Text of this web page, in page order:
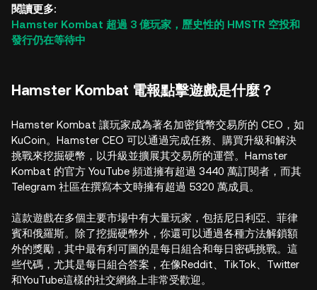
閱讀更多:
Hamster Kombat 超過 3 億玩家，歷史性的 HMSTR 空投和
發行仍在等待中
Hamster Kombat 電報點擊遊戲是什麼？
Hamster Kombat 讓玩家成為著名加密貨幣交易所的 CEO，如
KuCoin。Hamster CEO 可以通過完成任務、購買升級和解決
挑戰來挖掘硬幣，以升級並擴展其交易所的運營。Hamster
Kombat 的官方 YouTube 頻道擁有超過 3440 萬訂閱者，而其
Telegram 社區在撰寫本文時擁有超過 5320 萬成員。
這款遊戲在多個主要市場中有大量玩家，包括尼日利亞、菲律
賓和俄羅斯。除了挖掘硬幣外，你還可以通過各種方法解鎖額
外的獎勵，其中最有利可圖的是每日組合和每日密碼挑戰。這
些代碼，尤其是每日組合答案，在像Reddit、TikTok、Twitter
和YouTube這樣的社交網絡上非常受歡迎。